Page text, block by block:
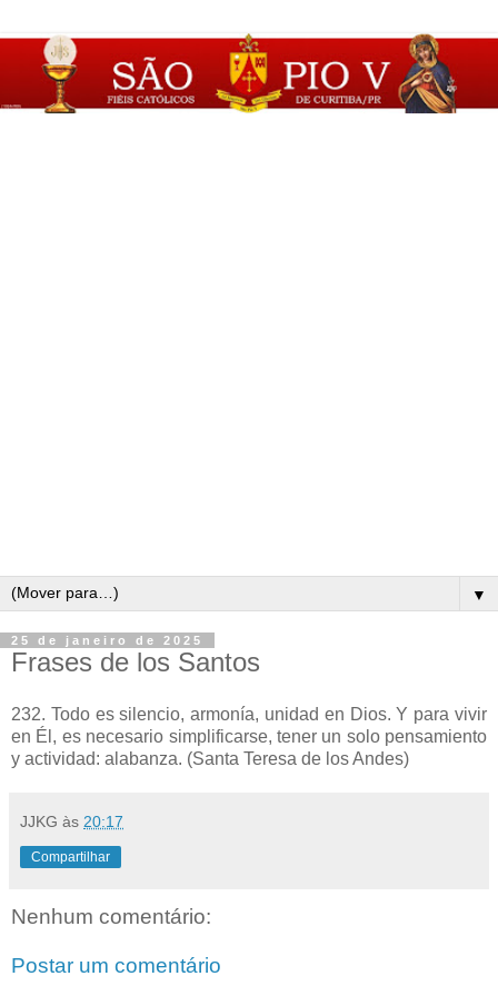
▼
25 de janeiro de 2025
Frases de los Santos
232. Todo es silencio, armonía, unidad en Dios. Y para vivir
en Él, es necesario simplificarse, tener un solo pensamiento
y actividad: alabanza. (Santa Teresa de los Andes)
JJKG às 20:17
Compartilhar
Nenhum comentário:
Postar um comentário